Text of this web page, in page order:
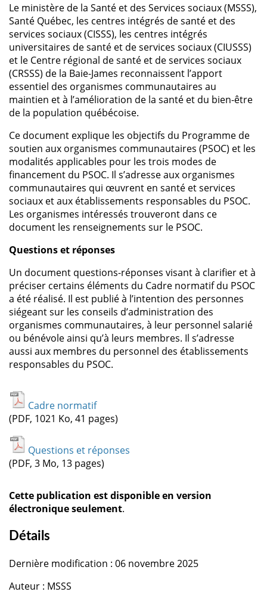
Le ministère de la Santé et des Services sociaux (MSSS),
Santé Québec, les centres intégrés de santé et des
services sociaux (CISSS), les centres intégrés
universitaires de santé et de services sociaux (CIUSSS)
et le Centre régional de santé et de services sociaux
(CRSSS) de la Baie-James reconnaissent l’apport
essentiel des organismes communautaires au
maintien et à l’amélioration de la santé et du bien-être
de la population québécoise.
Ce document explique les objectifs du Programme de
soutien aux organismes communautaires (PSOC) et les
modalités applicables pour les trois modes de
financement du PSOC. Il s’adresse aux organismes
communautaires qui œuvrent en santé et services
sociaux et aux établissements responsables du PSOC.
Les organismes intéressés trouveront dans ce
document les renseignements sur le PSOC.
Questions et réponses
Un document questions-réponses visant à clarifier et à
préciser certains éléments du Cadre normatif du PSOC
a été réalisé. Il est publié à l’intention des personnes
siégeant sur les conseils d’administration des
organismes communautaires, à leur personnel salarié
ou bénévole ainsi qu’à leurs membres. Il s’adresse
aussi aux membres du personnel des établissements
responsables du PSOC.
Cadre normatif
(PDF, 1021 Ko, 41 pages)
Questions et réponses
(PDF, 3 Mo, 13 pages)
Cette publication est disponible en version
électronique seulement.
Détails
Dernière modification : 06 novembre 2025
Auteur : MSSS